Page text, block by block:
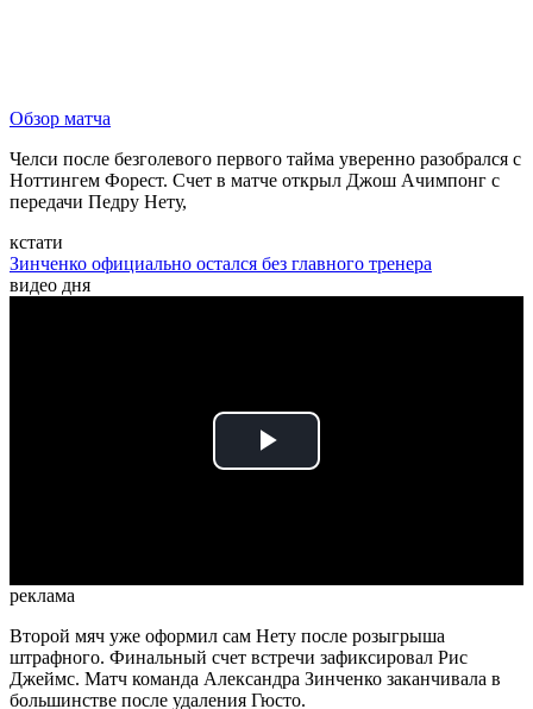
Обзор матча
Челси после безголевого первого тайма уверенно разобрался с
Ноттингем Форест. Счет в матче открыл Джош Ачимпонг с
передачи Педру Нету,
кстати
Зинченко официально остался без главного тренера
видео дня
Play
реклама
Второй мяч уже оформил сам Нету после розыгрыша
штрафного. Финальный счет встречи зафиксировал Рис
Джеймс. Матч команда Александра Зинченко заканчивала в
большинстве после удаления Гюсто.